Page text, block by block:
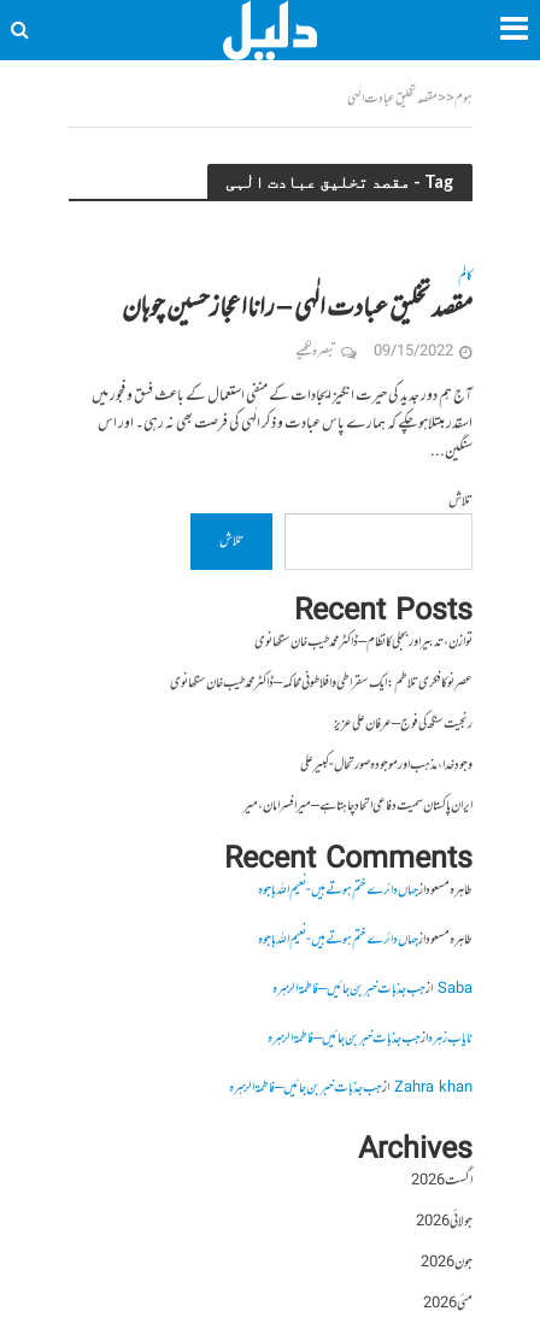
ہوم<<مقصد تخلیق عبادت الٰہی
Tag - مقصد تخلیق عبادت الٰہی
کالم
مقصد تخلیق عبادت الٰہی – رانااعجازحسین چوہان
09/15/2022 تبصرہ لکھیے
آج ہم دور جدید کی حیرت انگیز ایجادات کے منفی استعمال کے باعث فسق و فجور میں
اسقدر مبتلاہوچکے کہ ہمارے پاس عبادت و ذکر الٰہی کی فرصت بھی نہ رہی۔ اور اس
سنگین...
تلاش
تلاش
Recent Posts
توازن، تدبیر اور بجلی کا نظام – ڈاکٹر محمد طیب خان سنگھانوی
عصرِ نو کا فکری تلاطم: ایک سقراطی و افلاطونی محاکمہ – ڈاکٹر محمد طیب خان سنگھانوی
رنجیت سنگھ کی فوج – عرفان علی عزیز
وجودِ خدا، مذہب اور موجودہ صورتحال- کبیر علی
ایران پاکستان سمیت دفاعی اتحاد چاہتا ہے – میر افسر امان،میر
Recent Comments
طاہرہ مسعودازجہاں دائرے ختم ہوتے ہیں- نعیم اللہ باجوہ
طاہرہ مسعودازجہاں دائرے ختم ہوتے ہیں- نعیم اللہ باجوہ
Sabaازجب جذبات خبر بن جائیں – فاطمۃالزہرہ
نایاب زہرہازجب جذبات خبر بن جائیں – فاطمۃالزہرہ
Zahra khanازجب جذبات خبر بن جائیں – فاطمۃالزہرہ
Archives
اگست 2026
جولائی 2026
جون 2026
مئی 2026